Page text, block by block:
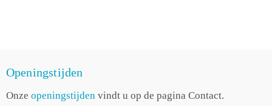
Openingstijden
Onze openingstijdenvindt u op de pagina Contact.